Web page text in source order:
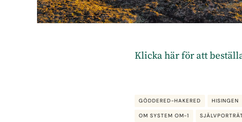
Klicka här för att
GÖDDERED-HAKERED HISINGEN
OM SYSTEM OM-1